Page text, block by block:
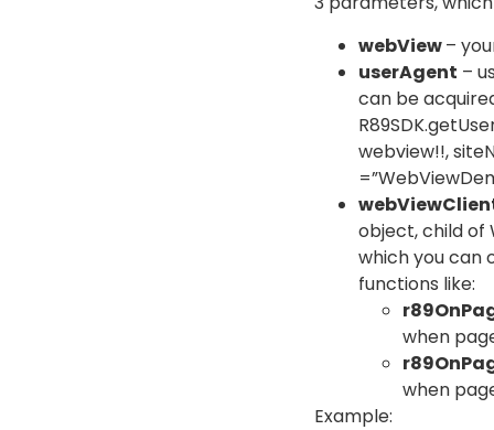
webView–
userAgent –
can be
webview!!,
object, child of
which you can
functions like:
when
when
Example: